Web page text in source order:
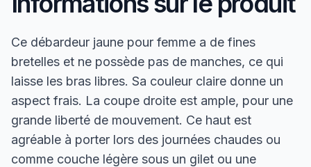
Ce débardeur jaune pour femme a de fines
bretelles et ne possède pas de manches, ce qui
laisse les bras libres. Sa couleur claire donne un
aspect frais. La coupe droite est ample, pour une
grande liberté de mouvement. Ce haut est
agréable à porter lors des journées chaudes ou
comme couche légère sous un gilet ou une